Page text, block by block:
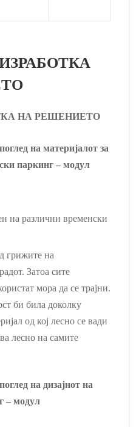
НА РЕШЕНИЕТО
на материјалот за
паркинг – модул
на различни временски
грижите на
Затоа сите
мора да се трајни.
би била доколку
од кој лесно се вади
лесно на самите
на дизајнот на
– модул